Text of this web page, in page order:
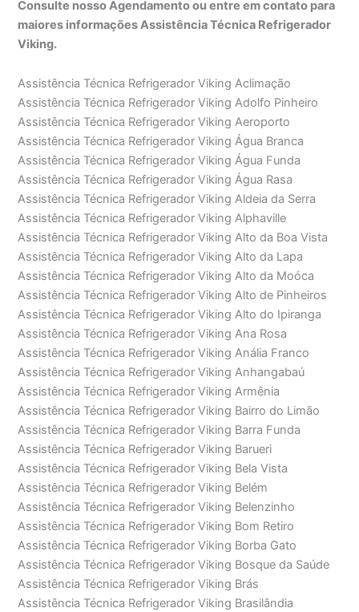
Consulte nosso Agendamento ou entre em contato para
maiores informações Assistência Técnica Refrigerador
Viking.
Assistência Técnica Refrigerador Viking Aclimação
Assistência Técnica Refrigerador Viking Adolfo Pinheiro
Assistência Técnica Refrigerador Viking Aeroporto
Assistência Técnica Refrigerador Viking Água Branca
Assistência Técnica Refrigerador Viking Água Funda
Assistência Técnica Refrigerador Viking Água Rasa
Assistência Técnica Refrigerador Viking Aldeia da Serra
Assistência Técnica Refrigerador Viking Alphaville
Assistência Técnica Refrigerador Viking Alto da Boa Vista
Assistência Técnica Refrigerador Viking Alto da Lapa
Assistência Técnica Refrigerador Viking Alto da Moóca
Assistência Técnica Refrigerador Viking Alto de Pinheiros
Assistência Técnica Refrigerador Viking Alto do Ipiranga
Assistência Técnica Refrigerador Viking Ana Rosa
Assistência Técnica Refrigerador Viking Anália Franco
Assistência Técnica Refrigerador Viking Anhangabaú
Assistência Técnica Refrigerador Viking Armênia
Assistência Técnica Refrigerador Viking Bairro do Limão
Assistência Técnica Refrigerador Viking Barra Funda
Assistência Técnica Refrigerador Viking Barueri
Assistência Técnica Refrigerador Viking Bela Vista
Assistência Técnica Refrigerador Viking Belém
Assistência Técnica Refrigerador Viking Belenzinho
Assistência Técnica Refrigerador Viking Bom Retiro
Assistência Técnica Refrigerador Viking Borba Gato
Assistência Técnica Refrigerador Viking Bosque da Saúde
Assistência Técnica Refrigerador Viking Brás
Assistência Técnica Refrigerador Viking Brasilândia